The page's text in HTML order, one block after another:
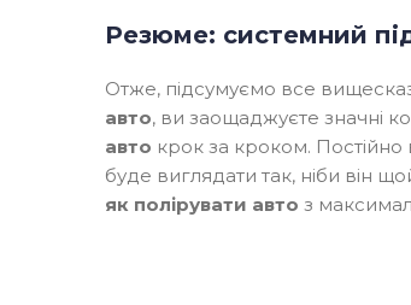
Резюме: системний
Отже, підсумуємо все
авто, ви заощаджуєте значні
авто крок за кроком.
буде виглядати так, ніби він
як полірувати авто з